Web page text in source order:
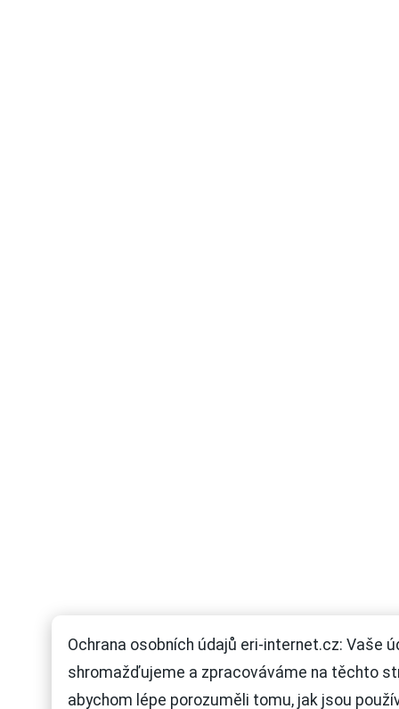
Ochrana osobních údajů eri-internet.cz: Vaše
shromažďujeme a zpracováváme na těchto
abychom lépe porozuměli tomu, jak jsou